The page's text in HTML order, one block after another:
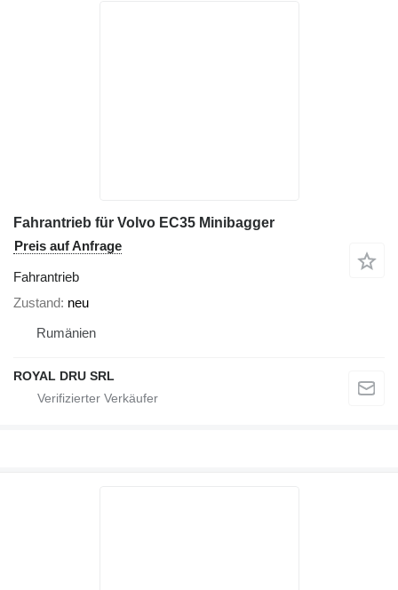
Fahrantrieb für Volvo EC35 Minibagger
Preis auf Anfrage
Fahrantrieb
Zustand neu
Rumänien
ROYAL DRU SRL